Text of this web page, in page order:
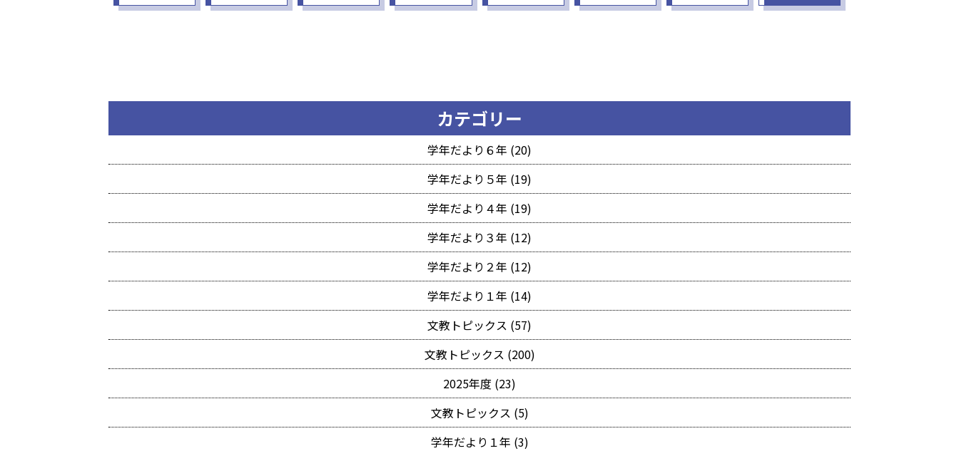
カテゴリー
学年だより６年 (20)
学年だより５年 (19)
学年だより４年 (19)
学年だより３年 (12)
学年だより２年 (12)
学年だより１年 (14)
文教トピックス (57)
文教トピックス (200)
2025年度 (23)
文教トピックス (5)
学年だより１年 (3)